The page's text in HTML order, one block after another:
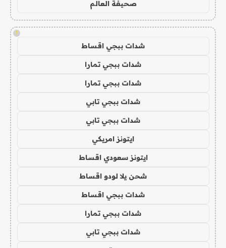
صحيفة العالم
!
شدات ببجي اقساط
شدات ببجي تمارا
شدات ببجي تمارا
شدات ببجي تابي
شدات ببجي تابي
ايتونز امريكي
ايتونز سعودي اقساط
شحن يلا لودو اقساط
شدات ببجي اقساط
شدات ببجي تمارا
شدات ببجي تابي